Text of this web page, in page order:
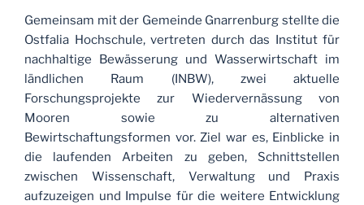
Gemeinsam mit der Gemeinde Gnarrenburg stellte die
Ostfalia Hochschule, vertreten durch das Institut für
nachhaltige Bewässerung und Wasserwirtschaft im
ländlichen Raum (INBW), zwei aktuelle
Forschungsprojekte zur Wiedervernässung von
Mooren sowie zu alternativen
Bewirtschaftungsformen vor. Ziel war es, Einblicke in
die laufenden Arbeiten zu geben, Schnittstellen
zwischen Wissenschaft, Verwaltung und Praxis
aufzuzeigen und Impulse für die weitere Entwicklung